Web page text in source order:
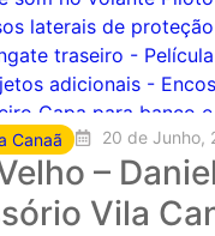
Canaã 20 de Junho,
– Daniel
Vila